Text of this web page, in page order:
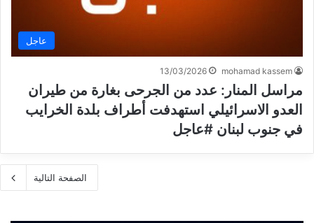
عاجل
mohamad kassem
13/03/2026
مراسل المنار: عدد من الجرحى بغارة من طيران
العدو الاسرائيلي استهدفت أطراف بلدة الخرايب
في جنوب لبنان #عاجل
الصفحة التالية